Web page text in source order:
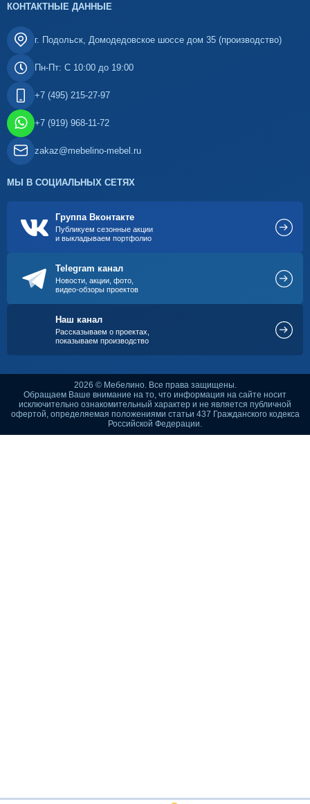
КОНТАКТНЫЕ ДАННЫЕ
г. Подольск, Домодедовское шоссе дом 35 (производство)
Пн-Пт: С 10:00 до 19:00
+7 (495) 215-27-97
+7 (919) 968-11-72
zakaz@mebelino-mebel.ru
МЫ В СОЦИАЛЬНЫХ СЕТЯХ
Группа Вконтакте
Публикуем сезонные акции
и выкладываем портфолио
Telegram канал
Новости, акции, фото,
видео-обзоры проектов
Наш канал
Рассказываем о проектах,
показываем производство
2026 © Мебелино. Все права защищены.
Обращаем Ваше внимание на то, что информация на сайте носит
исключительно ознакомительный характер и не является публичной
офертой, определяемая положениями статьи 437 Гражданского кодекса
Российской Федерации.